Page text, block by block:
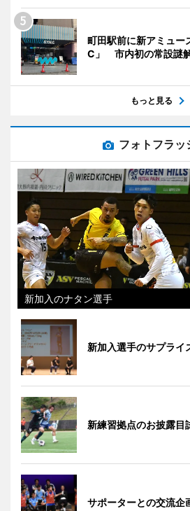
町田駅前に新アミュー
C」 市内初の常設謎
もっと見る
フォトフラッ
新加入のナタン選手
新加入選手のサプライ
新練習拠点のお披露目
サポーターとの交流企